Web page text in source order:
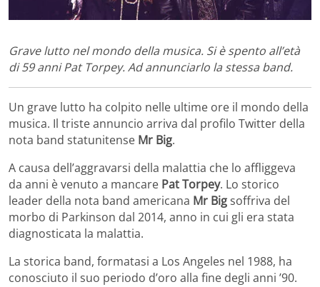
Grave lutto nel mondo della musica. Si è spento all’età
di 59 anni Pat Torpey. Ad annunciarlo la stessa band.
Un grave lutto ha colpito nelle ultime ore il mondo della
musica. Il triste annuncio arriva dal profilo Twitter della
nota band statunitense Mr Big.
A causa dell’aggravarsi della malattia che lo affliggeva
da anni è venuto a mancare Pat Torpey. Lo storico
leader della nota band americana Mr Bigsoffriva del
morbo di Parkinson dal 2014, anno in cui gli era stata
diagnosticata la malattia.
La storica band, formatasi a Los Angeles nel 1988, ha
conosciuto il suo periodo d’oro alla fine degli anni ’90.